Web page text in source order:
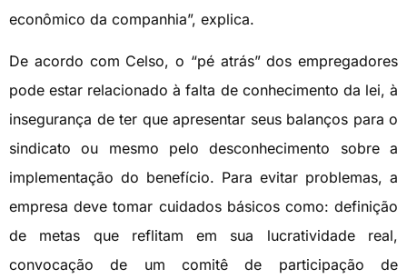
econômico da companhia”, explica.
De acordo com Celso, o “pé atrás” dos empregadores
pode estar relacionado à falta de conhecimento da lei, à
insegurança de ter que apresentar seus balanços para o
sindicato ou mesmo pelo desconhecimento sobre a
implementação do benefício. Para evitar problemas, a
empresa deve tomar cuidados básicos como: definição
de metas que reflitam em sua lucratividade real,
convocação de um comitê de participação de